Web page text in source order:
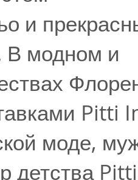
и
В модном и
Pitti
моде,
детства